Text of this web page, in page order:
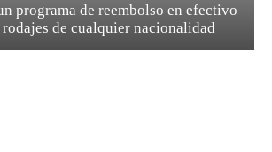
programa de reembolso en efectivo
rodajes de cualquier nacionalidad